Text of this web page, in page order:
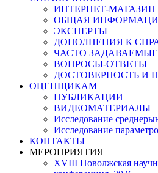
ИНТЕРНЕТ-МАГАЗИН
ОБЩАЯ
ЭКСПЕРТЫ
ДОПОЛНЕНИЯ К
ЧАСТО
ВОПРОСЫ-ОТВЕТЫ
ДОСТОВЕРНОСТЬ И
ОЦЕНЩИКАМ
ПУБЛИКАЦИИ
ВИДЕОМАТЕРИАЛЫ
Исследование
Исследование
КОНТАКТЫ
МЕРОПРИЯТИЯ
XVIII Поволжская